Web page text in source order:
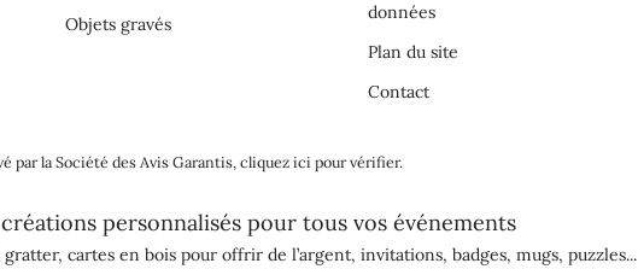
Objets gravés
données
Plan du site
Contact
par la Société des Avis Garantis,cliquez ici pour vérifier.
personnalisés pour tous vos événements
gratter, cartes en bois pour offrir de l’argent, invitations, badges, mugs, puzzles...